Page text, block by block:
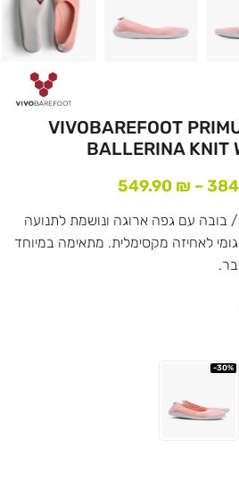
VIVOBAREFOOT
BALLERINA KNIT
–
549.90 ₪
/ בובה עם גפה ארוגה ונושמת לתנועה
לאחיזה מקסימלית. מתאימה במיוחד
-30%